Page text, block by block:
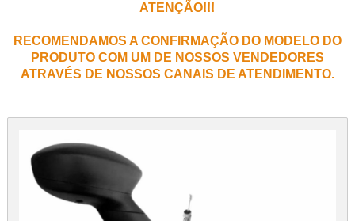
ATENÇÃO!!!
RECOMENDAMOS A CONFIRMAÇÃO DO MODELO DO
PRODUTO COM UM DE NOSSOS VENDEDORES
ATRAVÉS DE NOSSOS CANAIS DE ATENDIMENTO.